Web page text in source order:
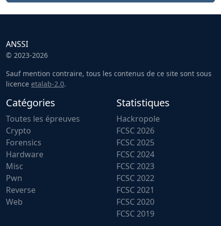
ANSSI
© 2023-2026
Sauf mention contraire, tous les contenus de ce site sont sous
licence etalab-2.0.
Catégories
Toutes les épreuves
Crypto
Forensics
Hardware
Misc
Pwn
Reverse
Web
Statistiques
Hackropole
FCSC 2026
FCSC 2025
FCSC 2024
FCSC 2023
FCSC 2022
FCSC 2021
FCSC 2020
FCSC 2019